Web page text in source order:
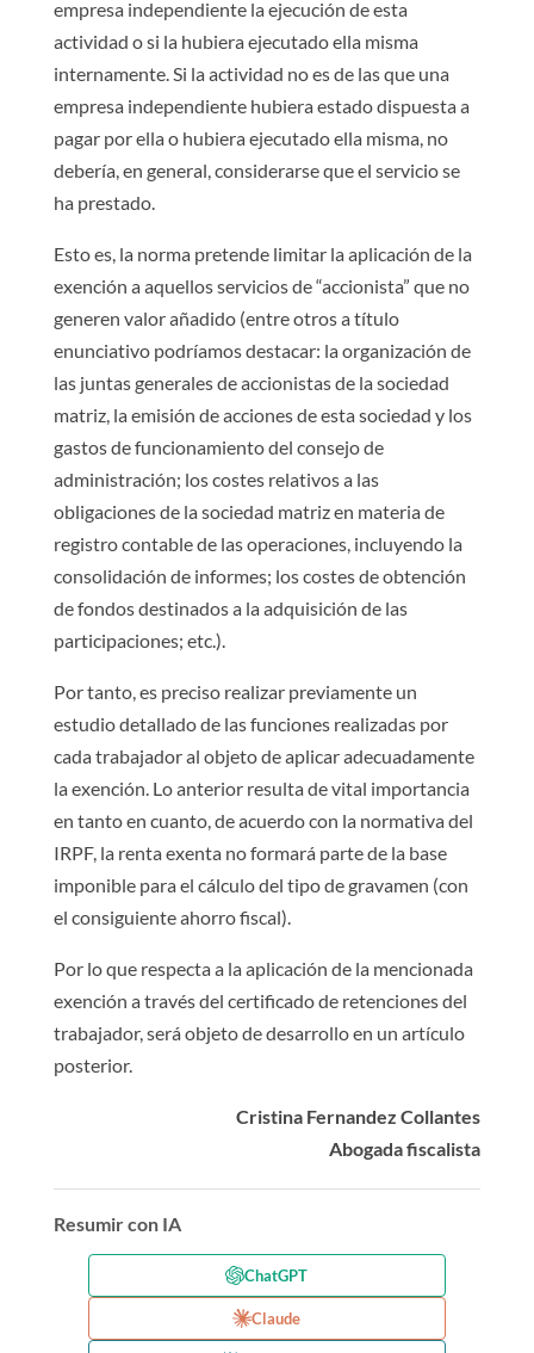
empresa independiente la ejecución de esta
actividad o si la hubiera ejecutado ella misma
internamente. Si la actividad no es de las que una
empresa independiente hubiera estado dispuesta a
pagar por ella o hubiera ejecutado ella misma, no
debería, en general, considerarse que el servicio se
ha prestado.
Esto es, la norma pretende limitar la aplicación de la
exención a aquellos servicios de “accionista” que no
generen valor añadido (entre otros a título
enunciativo podríamos destacar: la organización de
las juntas generales de accionistas de la sociedad
matriz, la emisión de acciones de esta sociedad y los
gastos de funcionamiento del consejo de
administración; los costes relativos a las
obligaciones de la sociedad matriz en materia de
registro contable de las operaciones, incluyendo la
consolidación de informes; los costes de obtención
de fondos destinados a la adquisición de las
participaciones; etc.).
Por tanto, es preciso realizar previamente un
estudio detallado de las funciones realizadas por
cada trabajador al objeto de aplicar adecuadamente
la exención. Lo anterior resulta de vital importancia
en tanto en cuanto, de acuerdo con la normativa del
IRPF, la renta exenta no formará parte de la base
imponible para el cálculo del tipo de gravamen (con
el consiguiente ahorro fiscal).
Por lo que respecta a la aplicación de la mencionada
exención a través del certificado de retenciones del
trabajador, será objeto de desarrollo en un artículo
posterior.
Cristina Fernandez Collantes
Abogada fiscalista
Resumir con IA
ChatGPT
Claude